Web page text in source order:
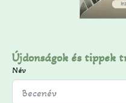
Újdonságok és tippek
Név